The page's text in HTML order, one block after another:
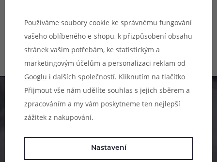
Není skladem online
89 Kč
Pomůžeme vám s výběrem
483 51 51 31
Po–Pá: 09:00–17:00
Používáme soubory cookie ke správnému fungování
vašeho oblíbeného e-shopu, k přizpůsobení obsahu
stránek vašim potřebám, ke statistickým a
marketingovým účelům a personalizaci reklam od
Googlu i dalších společností. Kliknutím na tlačítko
Přijmout vše nám udělíte souhlas s jejich sběrem a
zpracováním a my vám poskytneme ten nejlepší
zážitek z nakupování.
Nastavení